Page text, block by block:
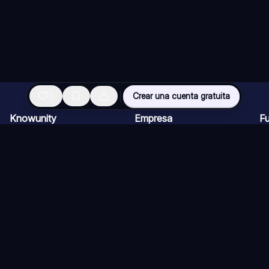
Crear una cuenta gratuita
Knowunity Empresa